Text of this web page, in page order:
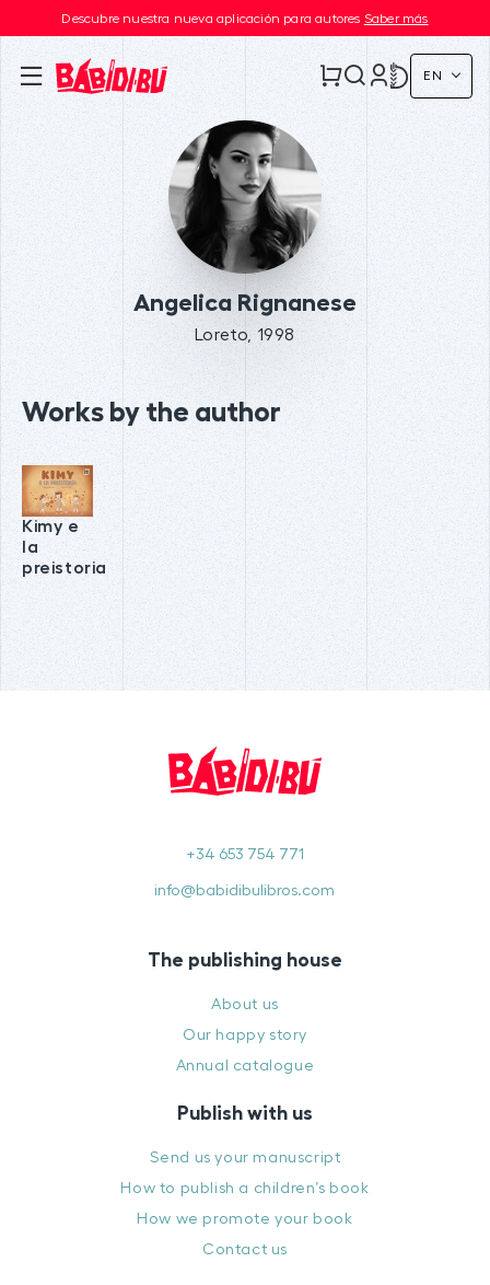
Descubre nuestra nueva aplicación para autores Saber más
EN
Angelica Rignanese
Loreto, 1998
Works by the author
Kimy e
la
preistoria
+34 653 754 771
info@babidibulibros.com
The publishing house
About us
Our happy story
Annual catalogue
Publish with us
Send us your manuscript
How to publish a children’s book
How we promote your book
Contact us